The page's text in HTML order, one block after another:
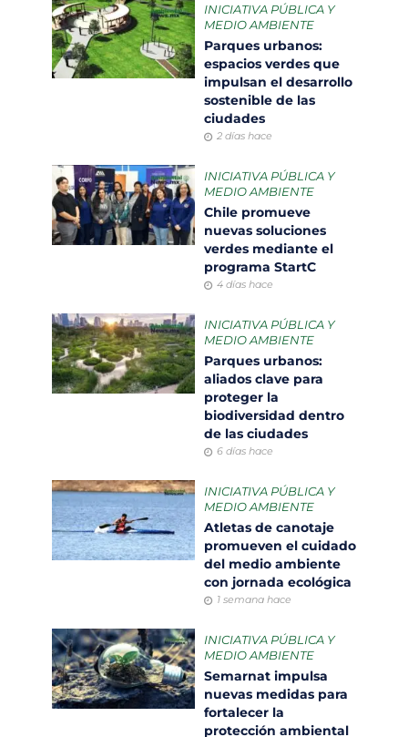
INICIATIVA PÚBLICA Y
MEDIO AMBIENTE
Parques urbanos:
espacios verdes que
impulsan el desarrollo
sostenible de las
ciudades
2 días hace
INICIATIVA PÚBLICA Y
MEDIO AMBIENTE
Chile promueve
nuevas soluciones
verdes mediante el
programa StartC
4 días hace
INICIATIVA PÚBLICA Y
MEDIO AMBIENTE
Parques urbanos:
aliados clave para
proteger la
biodiversidad dentro
de las ciudades
6 días hace
INICIATIVA PÚBLICA Y
MEDIO AMBIENTE
Atletas de canotaje
promueven el cuidado
del medio ambiente
con jornada ecológica
1 semana hace
INICIATIVA PÚBLICA Y
MEDIO AMBIENTE
Semarnat impulsa
nuevas medidas para
fortalecer la
protección ambiental